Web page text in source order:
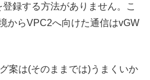
録する方法がありません。こ
からVPC2へ向けた通信はvGW
案は(そのままでは)うまくいか